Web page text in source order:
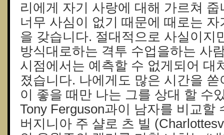
리에게 자기 사랑에 대해 가르쳐
너무 사심이 없기 때문에 때로는
을 갖습니다. 절대적으로 사실이지
방식대로하는 격투 수업을하는 사
시점에서는 예측할 수 없게되어 대
졌습니다. 나에게도 많은 시간을
이 좋을 때만 나는 그를 상대 할 수
Tony Ferguson과이 남자를 비교할
버지니아 주 샬로 츠 빌